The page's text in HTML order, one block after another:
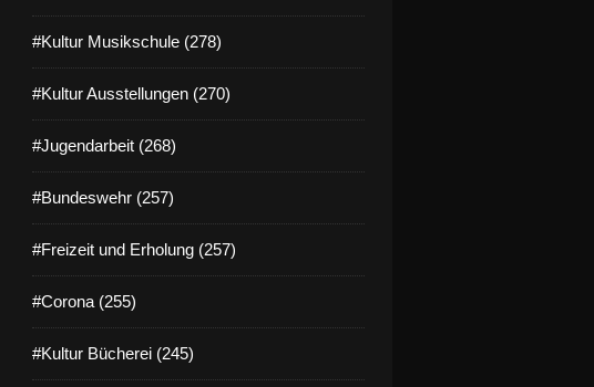
#Kultur Musikschule (278)
#Kultur Ausstellungen (270)
#Jugendarbeit (268)
#Bundeswehr (257)
#Freizeit und Erholung (257)
#Corona (255)
#Kultur Bücherei (245)